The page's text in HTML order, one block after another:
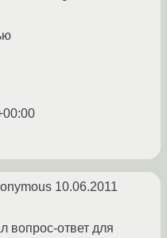
10.06.2011
вопрос-ответ для